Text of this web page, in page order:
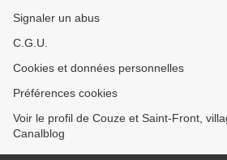
Signaler un abus
C.G.U.
Cookies et données personnelles
Préférences cookies
Voir le profil de Couze et Saint-Front,
Canalblog